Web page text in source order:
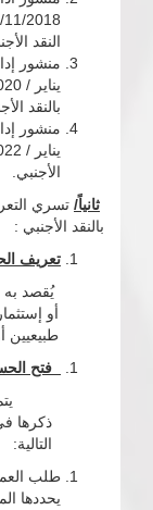
النقد
بالنقد
الأجنبي.
ثانياً/ تسري
بالنقد الأجنبي :
تعريف
يُقصد به
أو
طبيعيين
فتح
يتم
التالية:
طلب
يحددها